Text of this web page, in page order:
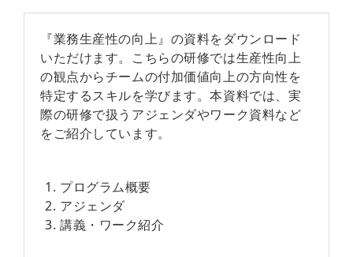
『業務生産性の向上』の資料をダウンロード
いただけます。こちらの研修では生産性向上
の観点からチームの付加価値向上の方向性を
特定するスキルを学びます。本資料では、実
際の研修で扱うアジェンダやワーク資料など
をご紹介しています。
プログラム概要
アジェンダ
講義・ワーク紹介